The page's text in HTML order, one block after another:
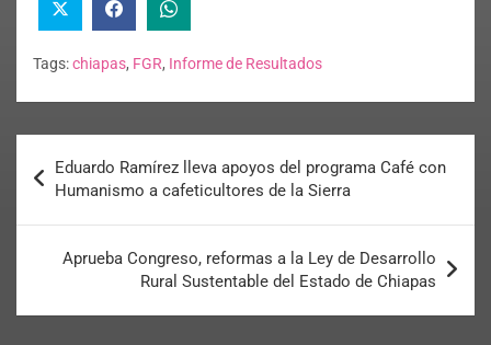
Tags:chiapas, FGR, Informe de Resultados
Eduardo Ramírez lleva apoyos del programa Café con
Humanismo a cafeticultores de la Sierra
Aprueba Congreso, reformas a la Ley de Desarrollo
Rural Sustentable del Estado de Chiapas